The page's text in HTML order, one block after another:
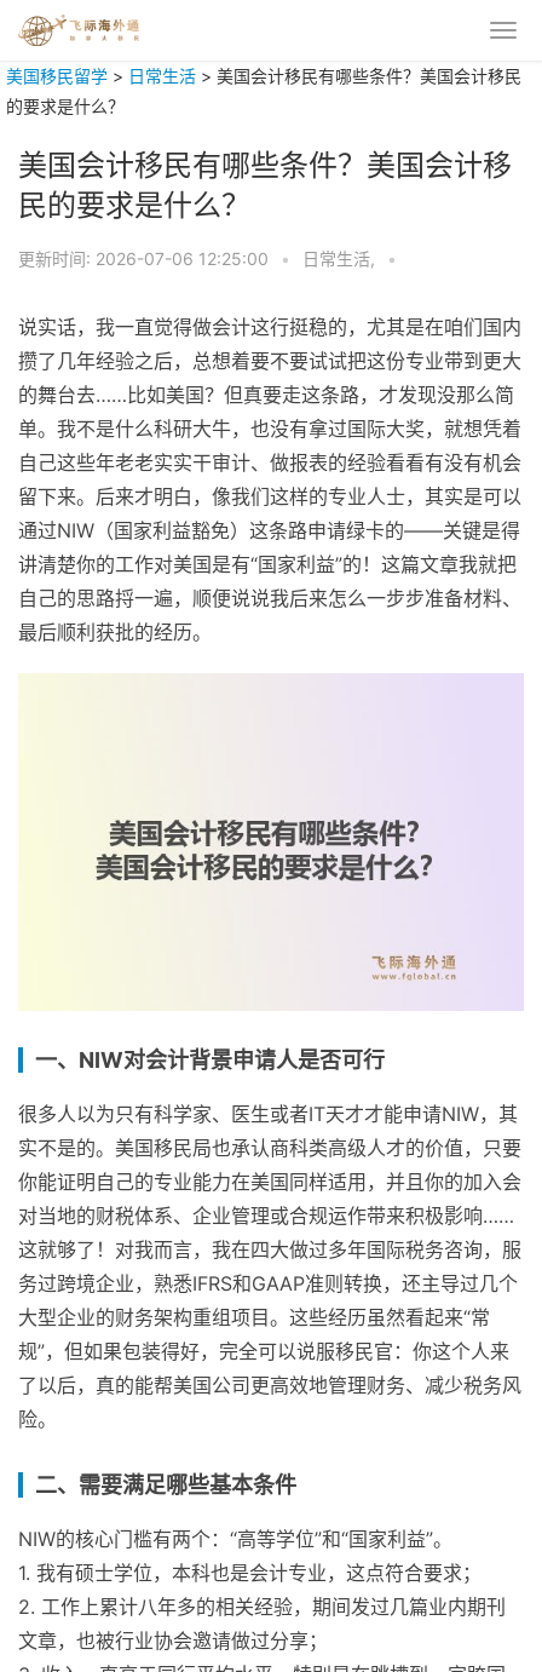
美国移民留学 > 日常生活 > 美国会计移民有哪些条件？美国会计移民
的要求是什么？
美国会计移民有哪些条件？美国会计移
民的要求是什么？
更新时间: 2026-07-06 12:25:00 • 日常生活, •
说实话，我一直觉得做会计这行挺稳的，尤其是在咱们国内
攒了几年经验之后，总想着要不要试试把这份专业带到更大
的舞台去……比如美国？但真要走这条路，才发现没那么简
单。我不是什么科研大牛，也没有拿过国际大奖，就想凭着
自己这些年老老实实干审计、做报表的经验看看有没有机会
留下来。后来才明白，像我们这样的专业人士，其实是可以
通过NIW（国家利益豁免）这条路申请绿卡的——关键是得
讲清楚你的工作对美国是有“国家利益”的！这篇文章我就把
自己的思路捋一遍，顺便说说我后来怎么一步步准备材料、
最后顺利获批的经历。
一、NIW对会计背景申请人是否可行
很多人以为只有科学家、医生或者IT天才才能申请NIW，其
实不是的。美国移民局也承认商科类高级人才的价值，只要
你能证明自己的专业能力在美国同样适用，并且你的加入会
对当地的财税体系、企业管理或合规运作带来积极影响……
这就够了！对我而言，我在四大做过多年国际税务咨询，服
务过跨境企业，熟悉IFRS和GAAP准则转换，还主导过几个
大型企业的财务架构重组项目。这些经历虽然看起来“常
规”，但如果包装得好，完全可以说服移民官：你这个人来
了以后，真的能帮美国公司更高效地管理财务、减少税务风
险。
二、需要满足哪些基本条件
NIW的核心门槛有两个：“高等学位”和“国家利益”。
1. 我有硕士学位，本科也是会计专业，这点符合要求；
2. 工作上累计八年多的相关经验，期间发过几篇业内期刊
文章，也被行业协会邀请做过分享；